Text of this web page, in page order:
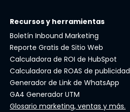
Recursos y herramientas
Boletín Inbound Marketing
Reporte Gratis de Sitio Web
Calculadora de ROI de HubSpot
Calculadora de ROAS de publicidad
Generador de Link de WhatsApp
GA4 Generador UTM
Glosario marketing, ventas y más.